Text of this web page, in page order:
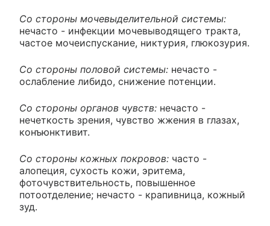
Со стороны мочевыделительной системы:
нечасто - инфекции мочевыводящего тракта,
частое мочеиспускание, никтурия, глюкозурия.
Со стороны половой системы: нечасто -
ослабление либидо, снижение потенции.
Со стороны органов чувств: нечасто -
нечеткость зрения, чувство жжения в глазах,
конъюнктивит.
Со стороны кожных покровов: часто -
алопеция, сухость кожи, эритема,
фоточувствительность, повышенное
потоотделение; нечасто - крапивница, кожный
зуд.